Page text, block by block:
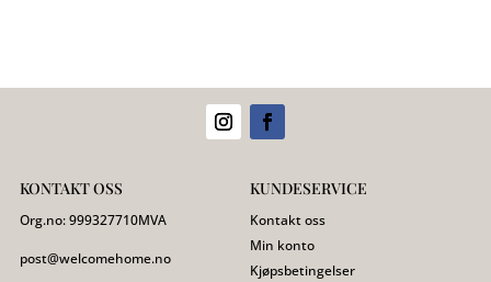
KONTAKT OSS
Org.no:999327710MVA
post@welcomehome.no
KUNDESERVICE
Kontakt oss
Min konto
Kjøpsbetingelser